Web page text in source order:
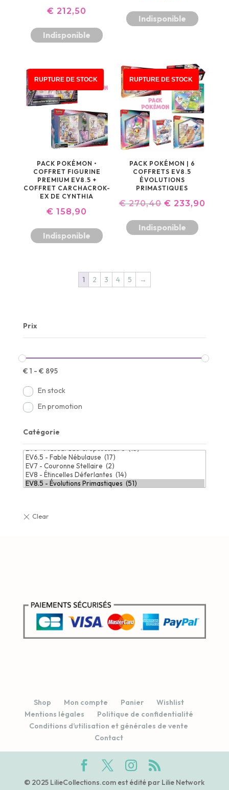
€ 212,50
Indisponible
Indisponible
RUPTURE DE STOCK
PACK POKÉMON •
COFFRET FIGURINE
PREMIUM EV8.5 +
COFFRET CARCHACROK-
EX DE CYNTHIA
€ 158,90
Indisponible
PROMO !
RUPTURE DE STOCK
PACK POKÉMON | 6
COFFRETS EV8.5
ÉVOLUTIONS
PRIMASTIQUES
€270,40 LE
PRIX
INITIAL
€ 233,90
Indisponible
1 2 3 4 5 →
Prix
€ 1 - € 895
En stock
En promotion
Catégorie
Shop Mon compte Panier
Wishlist
Mentions légales
Politique de confidentialité
Conditions d’utilisation et générales de vente
Contact
© 2025 LilieCollections.com est édité par Lilie Network